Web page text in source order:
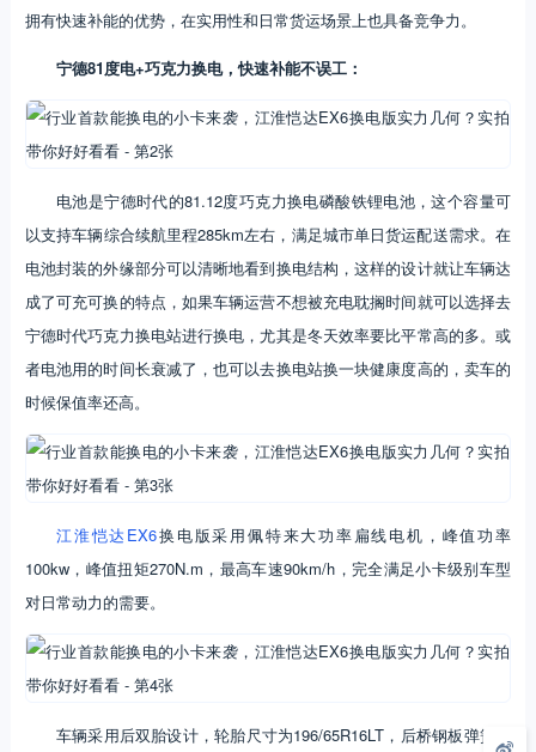
拥有快速补能的优势，在实用性和日常货运场景上也具备竞争力。
宁德81度电+巧克力换电，快速补能不误工：
电池是宁德时代的81.12度巧克力换电磷酸铁锂电池，这个容量可
以支持车辆综合续航里程285km左右，满足城市单日货运配送需求。在
电池封装的外缘部分可以清晰地看到换电结构，这样的设计就让车辆达
成了可充可换的特点，如果车辆运营不想被充电耽搁时间就可以选择去
宁德时代巧克力换电站进行换电，尤其是冬天效率要比平常高的多。或
者电池用的时间长衰减了，也可以去换电站换一块健康度高的，卖车的
时候保值率还高。
江淮恺达EX6换电版采用佩特来大功率扁线电机，峰值功率
100kw，峰值扭矩270N.m，最高车速90km/h，完全满足小卡级别车型
对日常动力的需要。
车辆采用后双胎设计，轮胎尺寸为196/65R16LT，后桥钢板弹簧片